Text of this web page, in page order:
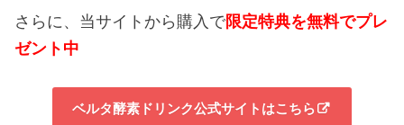
さらに、当サイトから購入で限定特典を無料でプレ
ゼント中
ベルタ酵素ドリンク公式サイトはこちら